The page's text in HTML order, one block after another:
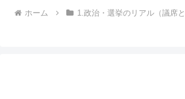
ホーム 1.政治・選挙のリアル（議席と